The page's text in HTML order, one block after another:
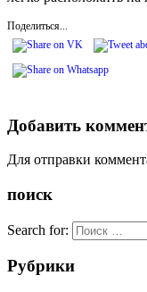
Поделиться...
Добавить
Для отправки
поиск
Search for:
Рубрики